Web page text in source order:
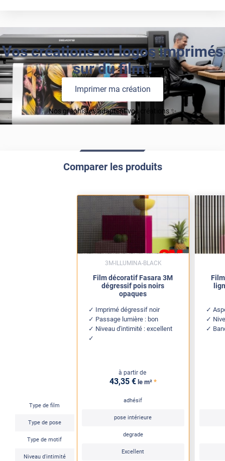
Vos créations ou logos imprimés
sur du film !
Imprimer ma création
Nos graphistes adaptent vos créations ✨
Comparer les produits
Type de film
Type de pose
Type de motif
Niveau d'intimité
Film décoratif Fasara 3M
dégressif pois noirs
opaques
Imprimé dégressif noir
Passage lumière : bon
Niveau d'intimité : excellent
à partir de
43,35 € le m² *
adhésif
pose intérieure
degrade
Excellent
3M-ILLUMINA-BLACK